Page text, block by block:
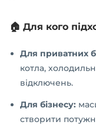
🏠 Для кого
Для приватних
котла,
відключень.
Для бізнесу:
створити